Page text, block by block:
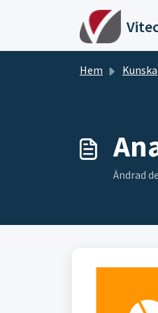
Hoppa över till
Hem
Ändrad